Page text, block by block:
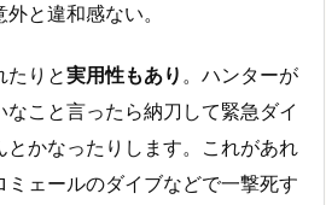
と違和感ない。
たりと実用性もあり 。ハンターが
なこと言ったら納刀して緊急ダイ
とかなったりします。これがあれ
ェールのダイブなどで一撃死す